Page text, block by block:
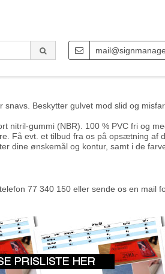
Beskytter gulvet mod slid og
nitril-gummi (NBR). 100 % PVC fri og
Få evt. et tilbud fra os på opsætning af
dine ønskemål og kontur, samt i de
77 340 150 ellersende os en mail